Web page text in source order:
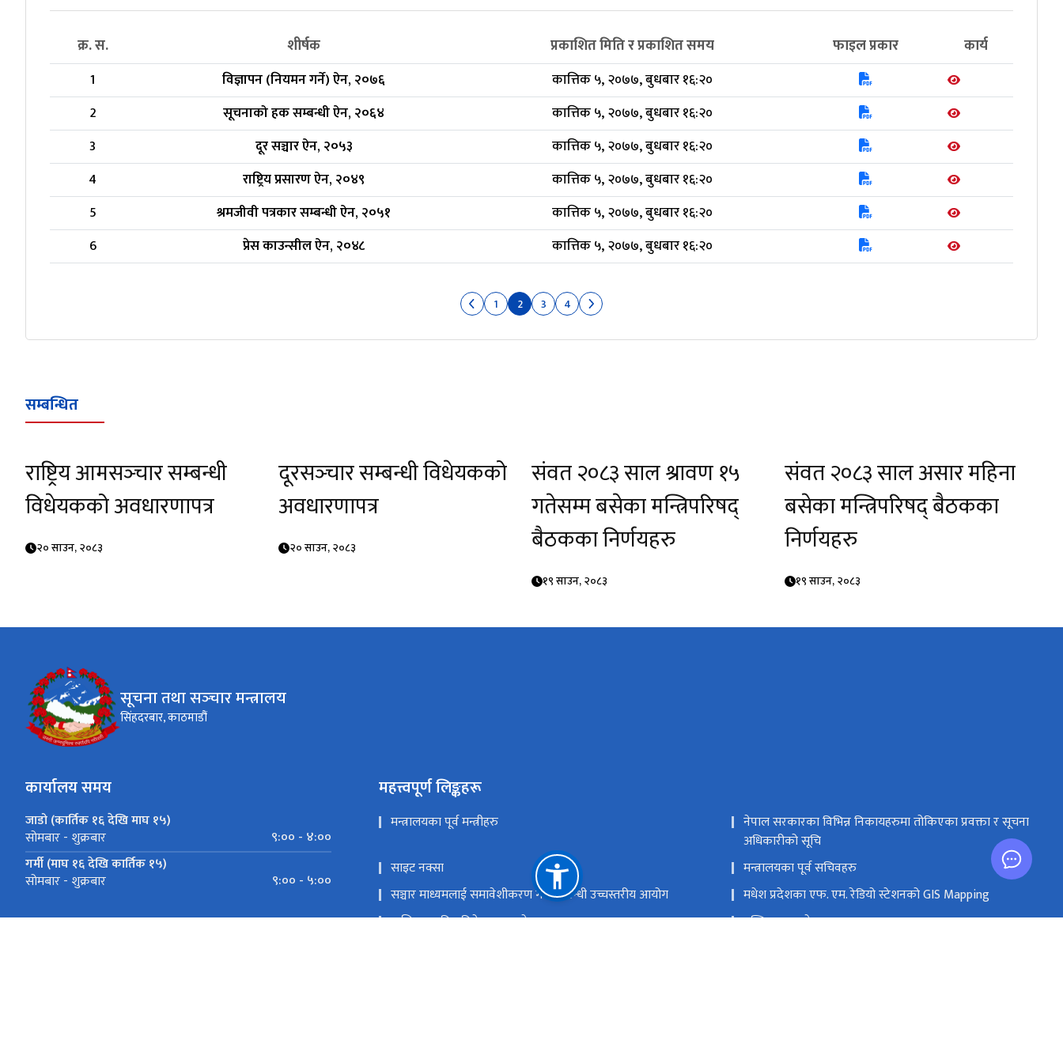
क्र. स. शीर्षक प्रकाशित मिति र प्रकाशित समय फाइल प्रकार कार्य
1 विज्ञापन (नियमन गर्ने) ऐन, २०७६
कात्तिक ५, २०७७, बुधबार १६:२०
2
सूचनाको हक सम्बन्धी ऐन, २०६४
कात्तिक ५, २०७७, बुधबार १६:२०
3
दूर सञ्चार ऐन, २०५३
कात्तिक ५, २०७७, बुधबार १६:२०
4
राष्ट्रिय प्रसारण ऐन, २०४९
कात्तिक ५, २०७७, बुधबार १६:२०
5
श्रमजीवी पत्रकार सम्बन्धी ऐन, २०५१
कात्तिक ५, २०७७, बुधबार १६:२०
6
प्रेस काउन्सील ऐन, २०४८ कात्तिक ५, २०७७, बुधबार १६:२०
1 2 3 4
सम्बन्धित
राष्ट्रिय आमसञ्‍चार सम्बन्धी
विधेयकको अवधारणापत्र
२० साउन, २०८३
दूरसञ्‍चार सम्बन्धी विधेयकको
अवधारणापत्र
२० साउन, २०८३
संवत २०८३ साल श्रावण १५
गतेसम्म बसेका मन्त्रिपरिषद्
बैठकका निर्णयहरु
१९ साउन, २०८३
संवत २०८३ साल असार महिना
बसेका मन्त्रिपरिषद् बैठकका
निर्णयहरु
१९ साउन, २०८३
सूचना तथा सञ्‍चार मन्त्रालय
सिंहदरबार, काठमाडौं
कार्यालय समय
जाडो (कार्तिक १६ देखि माघ १५)
सोमबार - शुक्रबार
९:०० - ४:००
गर्मी (माघ १६ देखि कार्तिक १५)
सोमबार - शुक्रबार ९:०० - ५:००
महत्त्वपूर्ण लिङ्कहरू
मन्त्रालयका पूर्व मन्त्रीहरु
नेपाल सरकारका विभिन्न निकायहरुमा तोकिएका प्रवक्ता र सूचना
अधिकारीको सूचि
साइट नक्सा
मन्त्रालयका पूर्व सचिवहरु
सञ्चार माध्यमलाई समावेशीकरण गर्ने सम्बन्धी उच्चस्तरीय आयोग
मधेश प्रदेशका एफ. एम. रेडियो स्टेशनको GIS Mapping
मासिक प्रगति प्रतिवेदन पठाउने फरम्याटहरु
मस्तिष्क लाभ केन्द्र